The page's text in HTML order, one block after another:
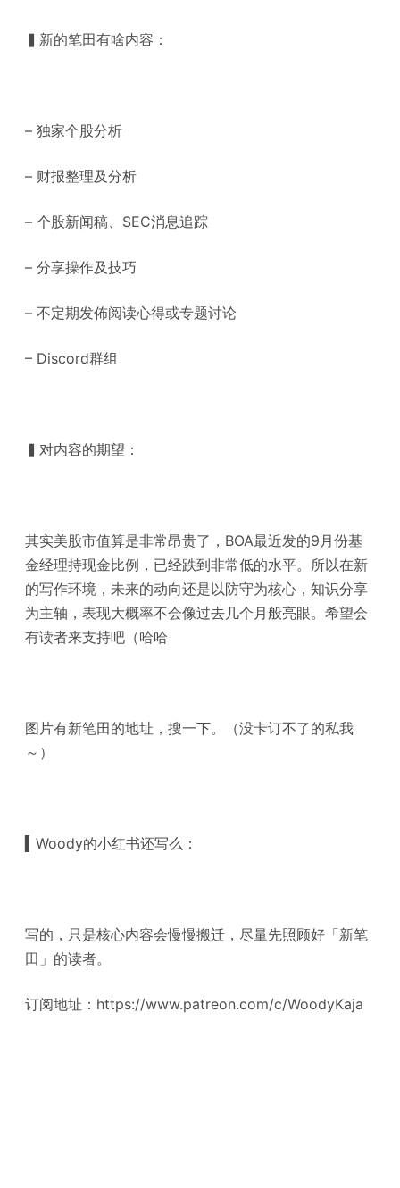
▍新的笔田有啥内容：
– 独家个股分析
– 财报整理及分析
– 个股新闻稿、SEC消息追踪
– 分享操作及技巧
– 不定期发佈阅读心得或专题讨论
– Discord群组
▍对内容的期望：
其实美股市值算是非常昂贵了，BOA最近发的9月份基
金经理持现金比例，已经跌到非常低的水平。所以在新
的写作环境，未来的动向还是以防守为核心，知识分享
为主轴，表现大概率不会像过去几个月般亮眼。希望会
有读者来支持吧（哈哈
图片有新笔田的地址，搜一下。（没卡订不了的私我
～）
▍Woody的小红书还写么：
写的，只是核心内容会慢慢搬迁，尽量先照顾好「新笔
田」的读者。
订阅地址：https://www.patreon.com/c/WoodyKaja